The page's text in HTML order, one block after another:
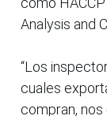
Analysis and
“Los
cuales
compran,